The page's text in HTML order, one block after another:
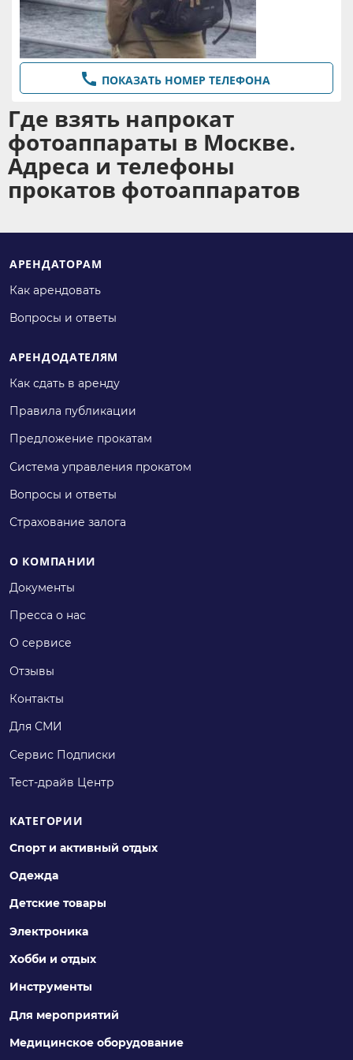
комбайны
Пылесосы
Хлебопечки Другое,Другое
Другое,Другое,Другое
 ПОКАЗАТЬ НОМЕР ТЕЛЕФОНА
Где взять напрокат
фотоаппараты в Москве.
Адреса и телефоны
прокатов фотоаппаратов
АРЕНДАТОРАМ
Как арендовать
Вопросы и ответы
АРЕНДОДАТЕЛЯМ
Как сдать в аренду
Правила публикации
Предложение прокатам
Система управления прокатом
Вопросы и ответы
Страхование залога
О КОМПАНИИ
Документы
Пресса о нас
О сервисе
Отзывы
Контакты
Для СМИ
Сервис Подписки
Тест-драйв Центр
КАТЕГОРИИ
Спорт и активный отдых
Одежда
Детские товары
Электроника
Хобби и отдых
Инструменты
Для мероприятий
Медицинское оборудование